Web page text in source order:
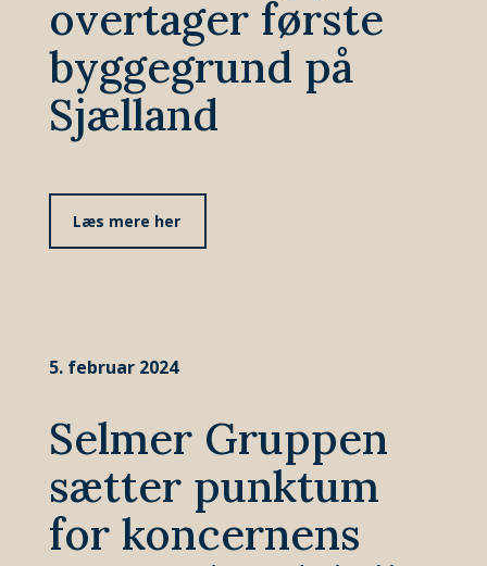
overtager første
byggegrund på
Sjælland
Læs mere her
5. februar 2024
Selmer Gruppen
sætter punktum
for koncernens